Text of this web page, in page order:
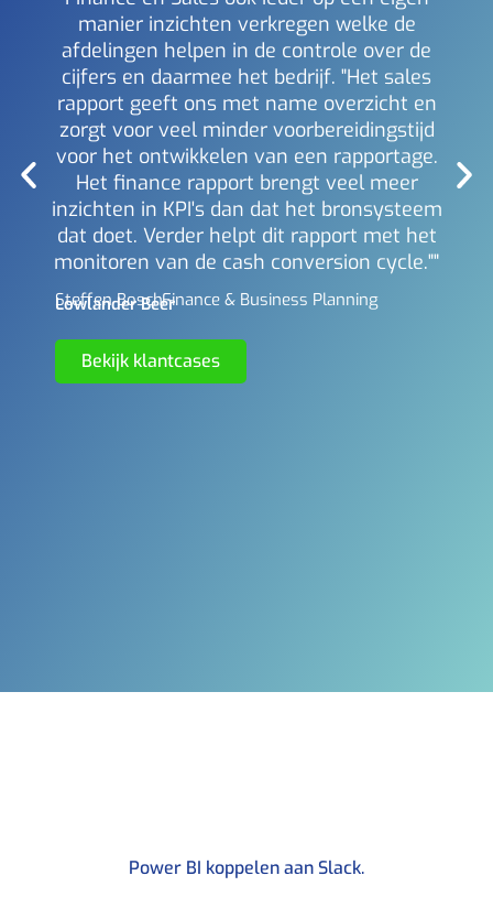
manier inzichten verkregen welke de
afdelingen helpen in de controle over de
cijfers en daarmee het bedrijf. "Het sales
rapport geeft ons met name overzicht en
zorgt voor veel minder voorbereidingstijd
voor het ontwikkelen van een rapportage.
Het finance rapport brengt veel meer
inzichten in KPI's dan dat het bronsysteem
dat doet. Verder helpt dit rapport met het
monitoren van de cash conversion cycle.""
Steffen Bosch -Finance & Business Planning
Lowlander Beer
Bekijk klantcases
Power BI koppelen aan Slack.​